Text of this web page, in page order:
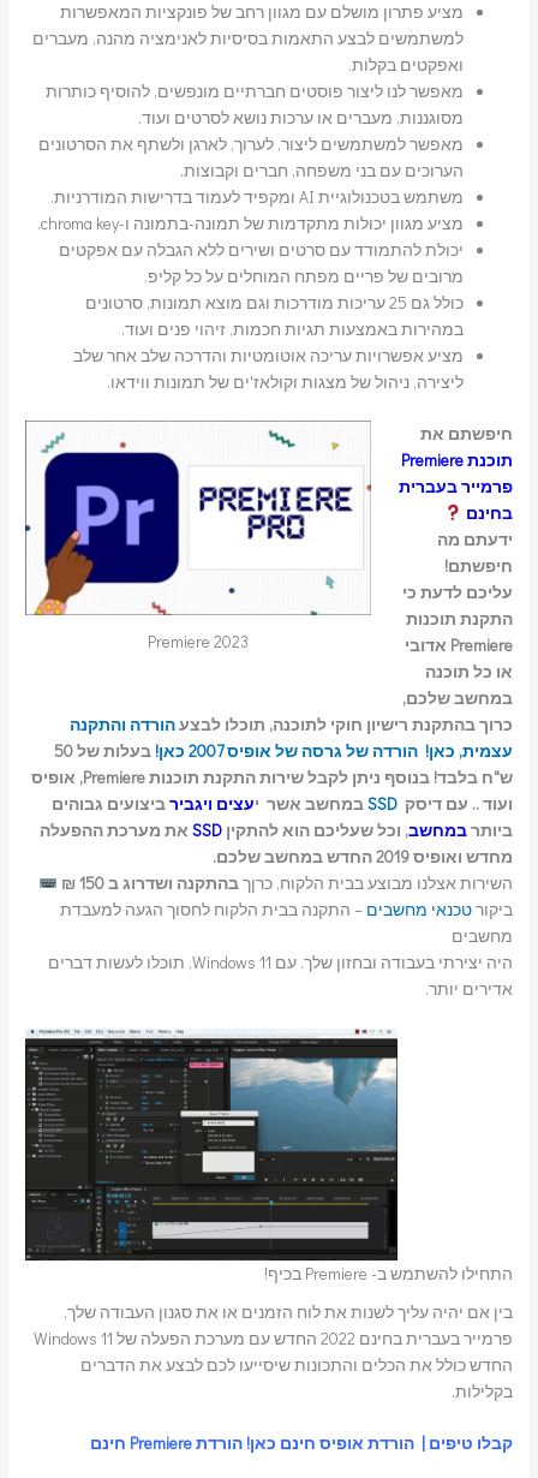
מציע פתרון מושלם עם מגוון רחב של פונקציות המאפשרות
למשתמשים לבצע התאמות בסיסיות לאנימציה מהנה, מעברים
ואפקטים בקלות.
מאפשר לנו ליצור פוסטים חברתיים מונפשים, להוסיף כותרות
מסוגננות, מעברים או ערכות נושא לסרטים ועוד.
מאפשר למשתמשים ליצור, לערוך, לארגן ולשתף את הסרטונים
הערוכים עם בני משפחה, חברים וקבוצות.
משתמש בטכנולוגיית AI ומקפיד לעמוד בדרישות המודרניות.
מציע מגוון יכולות מתקדמות של תמונה-בתמונה ו-chroma key.
יכולת להתמודד עם סרטים ושירים ללא הגבלה עם אפקטים
מרובים של פריים מפתח המוחלים על כל קליפ.
כולל גם 25 עריכות מודרכות וגם מוצא תמונות, סרטונים
במהירות באמצעות תגיות חכמות, זיהוי פנים ועוד.
מציע אפשרויות עריכה אוטומטיות והדרכה שלב אחר שלב
ליצירה, ניהול של מצגות וקולאז'ים של תמונות ווידאו.
Premiere 2023
חיפשתם את
תוכנת Premiere
פרמייר בעברית
בחינם
ידעתם מה
חיפשתם!
עליכם לדעת כי
התקנת תוכנות
Premiere אדובי
או כל תוכנה
במחשב שלכם,
כרוך בהתקנת רישיון חוקי לתוכנה, תוכלו לבצעהורדה והתקנה
עצמית, כאן! הורדה של גרסה של אופיס 2007 כאן!
בעלות של 50
ש"ח בלבד! בנוסף ניתן לקבל שירות התקנת תוכנות Premiere, אופיס
ועוד .. עם דיסקSSDבמחשב אשר יעצים ויגבירביצועים גבוהים
ביותרבמחשב, וכל שעליכם הוא להתקיןSSD את מערכת ההפעלה
מחדש ואופיס 2019 החדש במחשב שלכם.
השירות אצלנו מבוצע בבית הלקוח, כרןךבהתקנה ושדרוג ב 150 ₪
ביקורטכנאי מחשבים – התקנה בבית הלקוח לחסוך הגעה למעבדת
מחשבים
היה יצירתי בעבודה ובחזון שלך. עם Windows 11, תוכלו לעשות דברים
אדירים יותר.
התחילו להשתמש ב- Premiere בכיף!
בין אם יהיה עליך לשנות את לוח הזמנים או את סגנון העבודה שלך,
פרמייר בעברית בחינם 2022 החדש עם מערכת הפעלה של Windows 11
החדש כולל את הכלים והתכונות שיסייעו לכם לבצע את הדברים
בקלילות.
קבלו טיפים |הורדת אופיס חינם כאן! הורדת Premiere חינם